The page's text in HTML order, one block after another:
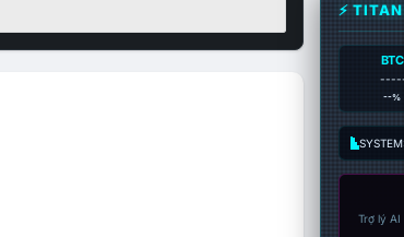
⚡
BTC
--%
Trợ lý